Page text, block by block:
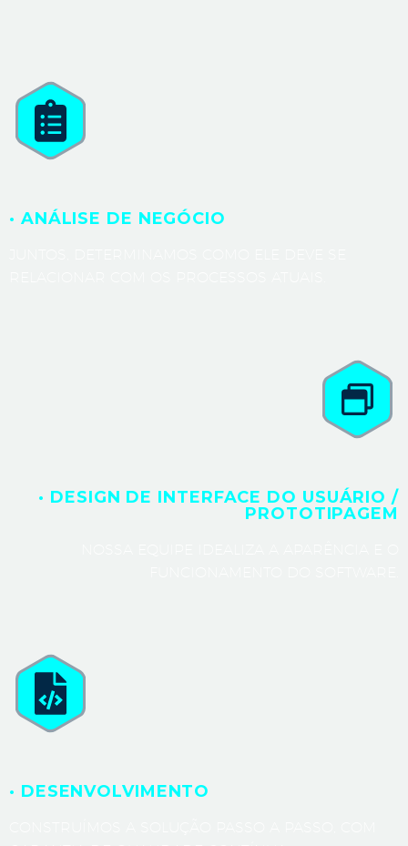
· ANÁLISE DE NEGÓCIO
· DESIGN DE INTERFACE DO USUÁRIO /
PROTOTIPAGEM
· DESENVOLVIMENTO